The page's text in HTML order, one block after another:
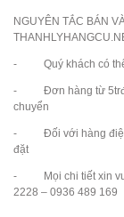
NGUYÊN TẮC BÁN
- Quý khách có thể
- Đơn hàng từ 5trđ
chuyển
- Đối với hàng điện
đặt
- Mọi chi tiết xin vui
2228 – 0936 489 169